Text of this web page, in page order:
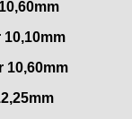
10,60mm